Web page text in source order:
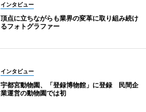
インタビュー
頂点に立ちながらも業界の変革に取り組み続け
るフォトグラファー
インタビュー
宇都宮動物園、「登録博物館」に登録 民間企
業運営の動物園では初